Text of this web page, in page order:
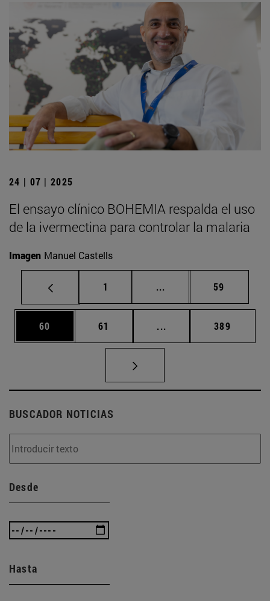
24 | 07 | 2025
El ensayo clínico BOHEMIA respalda el uso
de la ivermectina para controlar la malaria
Imagen Manuel Castells
Página
1 ... Páginas intermedias
Página
59
Página
60 Página
61 ... Páginas intermedias
Página
389
BUSCADOR NOTICIAS
Desde
Hasta